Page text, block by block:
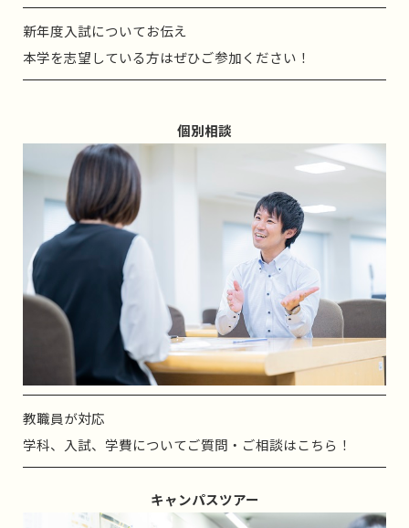
新年度入試についてお伝え
本学を志望している方はぜひご参加ください！
個別相談
教職員が対応
学科、入試、学費についてご質問・ご相談はこちら！
キャンパスツアー